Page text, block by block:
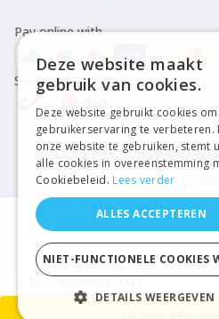
7 to 9 business days
© 2026 United Brands - BE 2222
Pay online with
Sent with
Deze website maakt
gebruik van cookies.
Deze website gebruikt cookies
gebruikerservaring te verbeteren.
onze website te gebruiken, stemt
alle cookies in overeenstemming
Cookiebeleid. Lees verder
ALLES ACCEPTEREN
NIET-FUNCTIONELE COOKIES
DETAILS WEERGEVEN